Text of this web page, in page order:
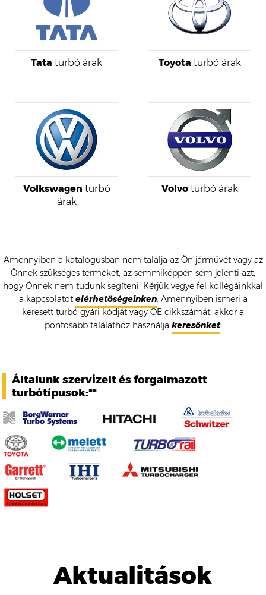
Tata turbó árak Toyota turbó árak
Volkswagen turbó
árak
Volvoturbó árak
Amennyiben a katalógusban nem találja az Ön járművét vagy az
Önnek szükséges terméket, az semmiképpen sem jelenti azt,
hogy Önnek nem tudunk segíteni! Kérjük vegye fel kollégáinkkal
a kapcsolatot elérhetőségeinken. Amennyiben ismeri a
keresett turbó gyári kódját vagy OE cikkszámát, akkor a
pontosabb találathoz használja keresőnket.
Általunk szervizelt és forgalmazott
turbótípusok:**
Aktualitások